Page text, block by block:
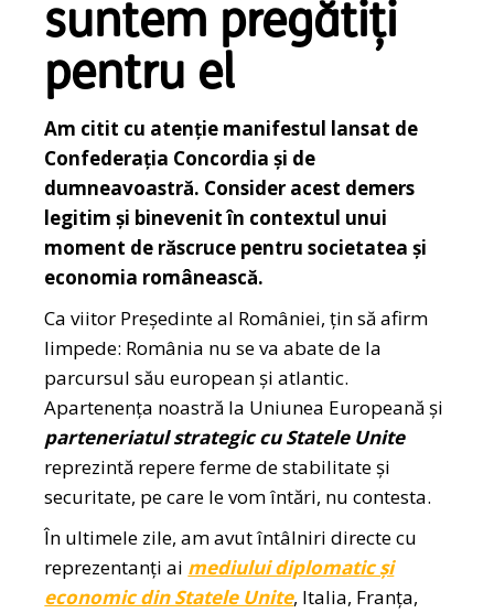
suntem pregătiți
pentru el
Am citit cu atenție manifestul lansat de
Confederația Concordia și de
dumneavoastră. Consider acest demers
legitim și binevenit în contextul unui
moment de răscruce pentru societatea și
economia românească.
Ca viitor Președinte al României, țin să afirm
limpede: România nu se va abate de la
parcursul său european și atlantic.
Apartenența noastră la Uniunea Europeană și
parteneriatul strategic cu Statele Unite
reprezintă repere ferme de stabilitate și
securitate, pe care le vom întări, nu contesta.
În ultimele zile, am avut întâlniri directe cu
reprezentanți ai mediului diplomatic și
economic din Statele Unite, Italia, Franța,